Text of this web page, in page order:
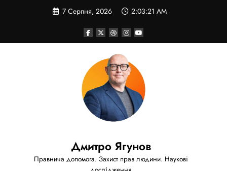
7 Серпня, 2026 2:03:21 AM
Дмитро Ягунов
Правнича допомога. Захист прав людини. Наукові